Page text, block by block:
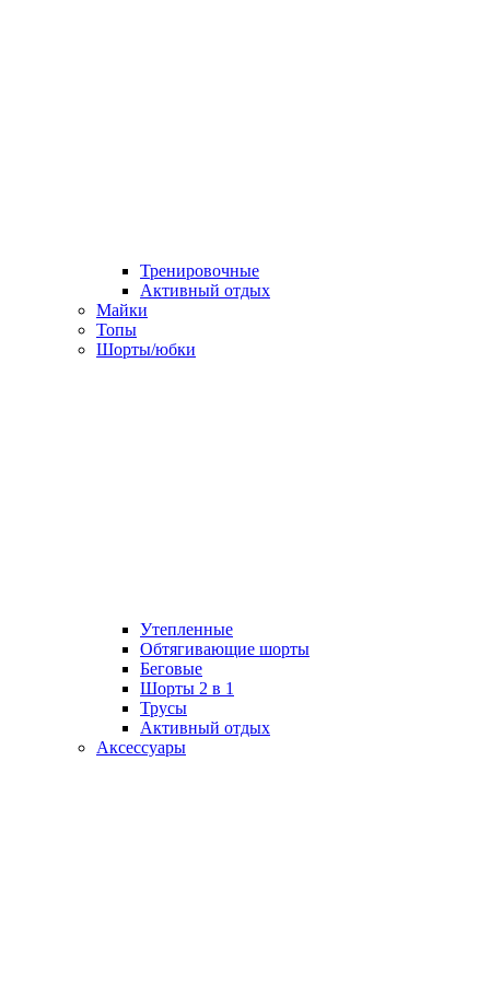
Тренировочные
Активный отдых
Майки
Топы
Шорты/юбки
Утепленные
Обтягивающие шорты
Беговые
Шорты 2 в 1
Трусы
Активный отдых
Аксессуары